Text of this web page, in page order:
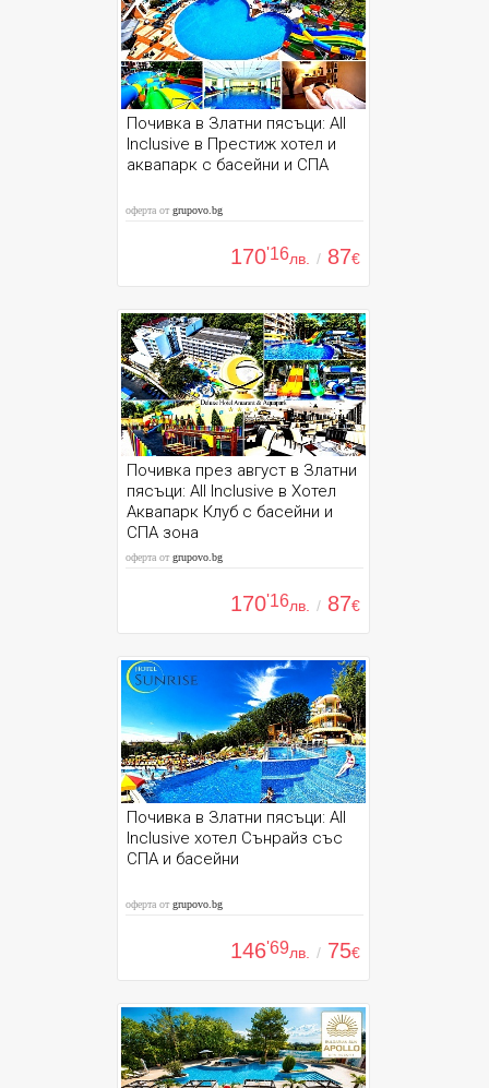
Почивка в Златни пясъци: All
Inclusive в Престиж хотел и
аквапарк с басейни и СПА
оферта отgrupovo.bg
170'16лв. / 87€
Почивка през август в Златни
пясъци: All Inclusive в Хотел
Аквапарк Клуб с басейни и
СПА зона
оферта отgrupovo.bg
170'16лв. / 87€
Почивка в Златни пясъци: All
Inclusive хотел Сънрайз със
СПА и басейни
оферта отgrupovo.bg
146'69лв. / 75€